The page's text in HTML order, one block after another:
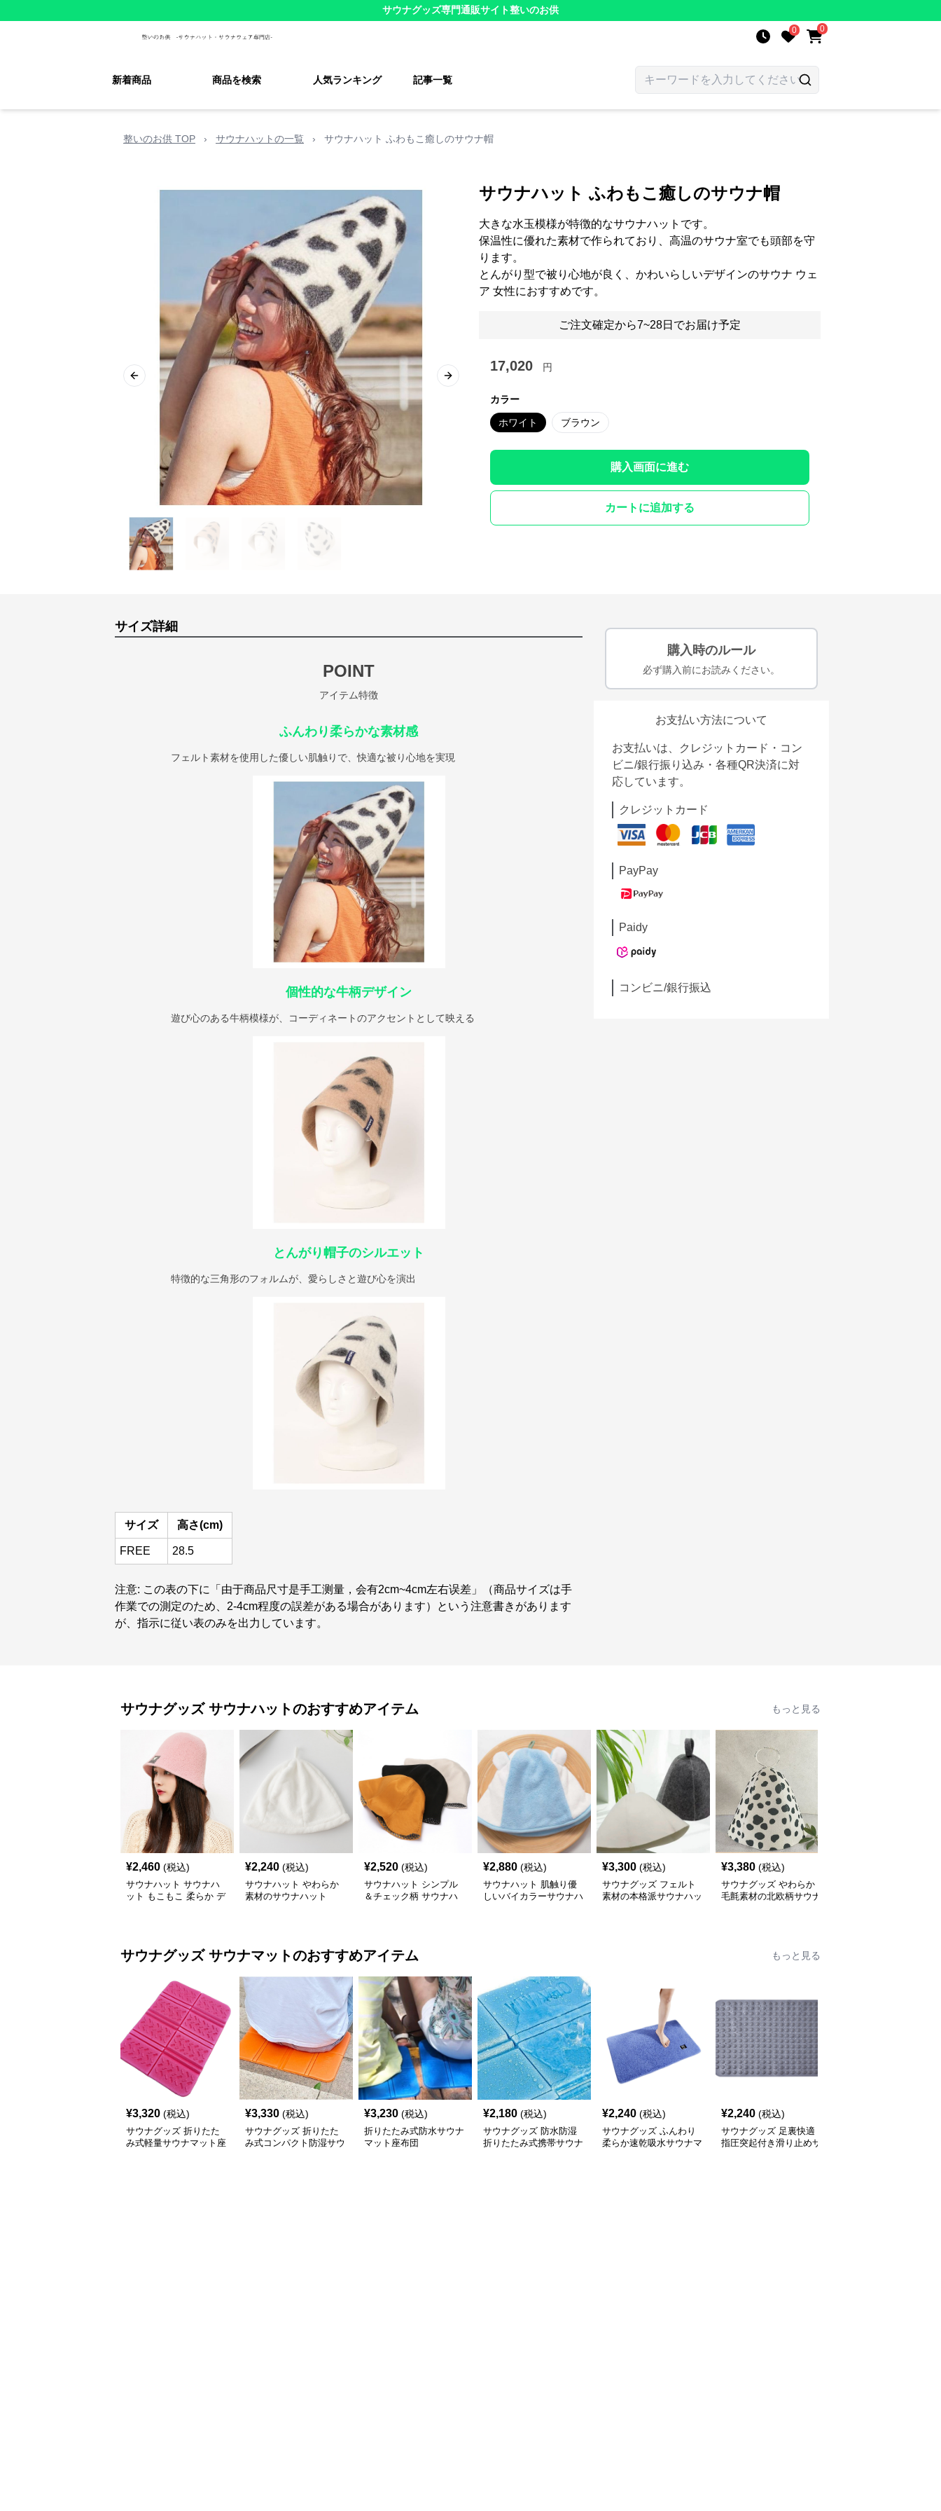
サウナグッズ専門通販サイト整いのお供
0 0
新着商品 商品を検索 人気ランキング 記事一覧
整いのお供 TOP › サウナハットの一覧 › サウナハット ふわもこ癒しのサウナ帽
Previous slide Next slide
サウナハット ふわもこ癒しのサウナ帽
大きな水玉模様が特徴的なサウナハットです。
保温性に優れた素材で作られており、高温のサウナ室でも頭部を守
ります。
とんがり型で被り心地が良く、かわいらしいデザインのサウナ ウェ
ア 女性におすすめです。
ご注文確定から7~28日でお届け予定
17,020 円
カラー
ホワイト ブラウン
購入画面に進む
カートに追加する
サイズ詳細
POINT
アイテム特徴
ふんわり柔らかな素材感
フェルト素材を使用した優しい肌触りで、快適な被り心地を実現
個性的な牛柄デザイン
遊び心のある牛柄模様が、コーディネートのアクセントとして映える
とんがり帽子のシルエット
特徴的な三角形のフォルムが、愛らしさと遊び心を演出
サイズ 高さ(cm)
FREE 28.5
注意: この表の下に「由于商品尺寸是手工测量，会有2cm~4cm左右误差」（商品サイズは手
作業での測定のため、2-4cm程度の誤差がある場合があります）という注意書きがあります
が、指示に従い表のみを出力しています。
購入時のルール
必ず購入前にお読みください。
お支払い方法について
お支払いは、クレジットカード・コン
ビニ/銀行振り込み・各種QR決済に対
応しています。
クレジットカード
PayPay
Paidy
コンビニ/銀行振込
サウナグッズ サウナハットのおすすめアイテム もっと見る
¥2,460 (税込)
サウナハット サウナハ
ット もこもこ 柔らか デ
¥2,240 (税込)
サウナハット やわらか
素材のサウナハット
¥2,520 (税込)
サウナハット シンプル
＆チェック柄 サウナハ
¥2,880 (税込)
サウナハット 肌触り優
しいバイカラーサウナハ
¥3,300 (税込)
サウナグッズ フェルト
素材の本格派サウナハッ
¥3,380 (税込)
サウナグッズ やわらか
毛氈素材の北欧柄サウナ
サウナグッズ サウナマットのおすすめアイテム もっと見る
¥3,320 (税込)
サウナグッズ 折りたた
み式軽量サウナマット座
¥3,330 (税込)
サウナグッズ 折りたた
み式コンパクト防湿サウ
¥3,230 (税込)
折りたたみ式防水サウナ
マット座布団
¥2,180 (税込)
サウナグッズ 防水防湿
折りたたみ式携帯サウナ
¥2,240 (税込)
サウナグッズ ふんわり
柔らか速乾吸水サウナマ
¥2,240 (税込)
サウナグッズ 足裏快適
指圧突起付き滑り止めサ